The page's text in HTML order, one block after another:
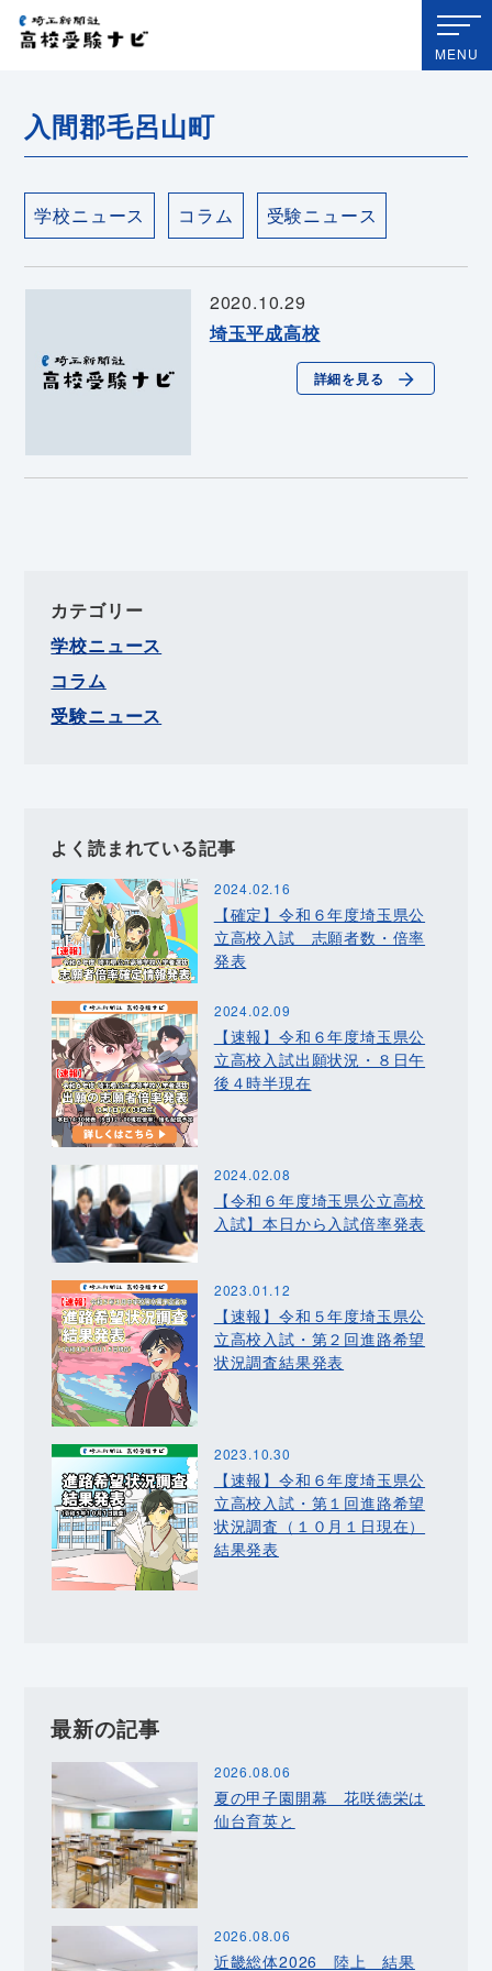
埼玉新聞社 高校受験ナビ
MENU
入間郡毛呂山町
学校ニュース コラム 受験ニュース
2020.10.29
埼玉平成高校
詳細を見る
カテゴリー
学校ニュース
コラム
受験ニュース
よく読まれている記事
2024.02.16
【確定】令和６年度埼玉県公
立高校入試 志願者数・倍率
発表
2024.02.09
【速報】令和６年度埼玉県公
立高校入試出願状況・８日午
後４時半現在
2024.02.08
【令和６年度埼玉県公立高校
入試】本日から入試倍率発表
2023.01.12
【速報】令和５年度埼玉県公
立高校入試・第２回進路希望
状況調査結果発表
2023.10.30
【速報】令和６年度埼玉県公
立高校入試・第１回進路希望
状況調査（１０月１日現在）
結果発表
最新の記事
2026.08.06
夏の甲子園開幕 花咲徳栄は
仙台育英と
2026.08.06
近畿総体2026 陸上 結果